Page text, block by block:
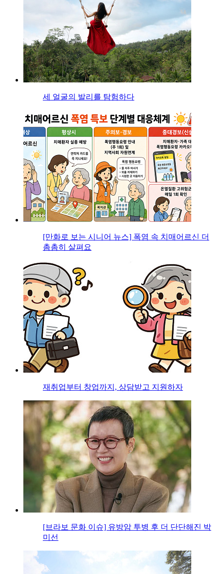
세 얼굴의 발리를 탐험하다
[만화로 보는 시니어 뉴스] 폭염 속 치매어르신 더
촘촘히 살펴요
재취업부터 창업까지, 상담받고 지원하자
[브라보 문화 이슈] 유방암 투병 후 더 단단해진 박
미선